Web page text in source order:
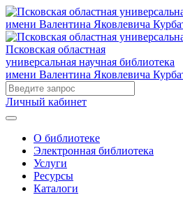
Псковская областная
универсальная научная библиотека
имени Валентина Яковлевича
Личный кабинет
О библиотеке
Электронная библиотека
Услуги
Ресурсы
Каталоги